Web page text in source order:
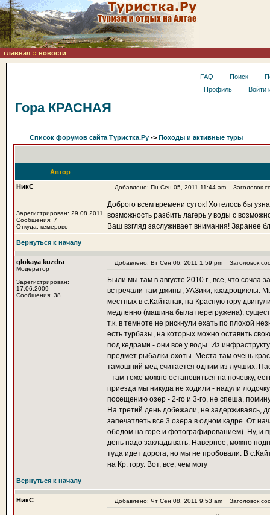
главная :: новости
FAQ Поиск
Профиль
Войти
Гора КРАСНАЯ
Список форумов сайта Туристка.Ру -> Походы и активные туры
Автор
НикС
Зарегистрирован: 29.08.2011
Сообщения: 7
Откуда: кемерово
Добавлено: Пн Сен 05, 2011 11:44 am Заголовок
Доброго всем времени суток! Хотелось бы
возможность разбить лагерь у воды с
Ваш взгляд заслуживает внимания! Заранее
Вернуться к началу
glokaya kuzdra
Модератор
Зарегистрирован:
17.06.2009
Сообщения: 38
Добавлено: Вт Сен 06, 2011 1:59 pm Заголовок
Были мы там в августе 2010 г., все, что
встречали там джипы, УАЗики, квадроциклы.
местных в с.Кайтанак, на Красную гору
медленно (машина была перегружена),
т.к. в темноте не рискнули ехать по плохой
есть турбазы, на которых можно оставить
под кедрами - они все у воды. Из
предмет рыбалки-охоты. Места там очень
тамошний мед считается одним из лучших.
- там тоже можно остановиться на ночевку,
приезда мы никуда не ходили - надули
посещению озер - 2-го и 3-го, не спеша,
На третий день добежали, не задерживаясь,
запечатлеть все 3 озера в одном кадре. От
обедом на горе и фотографированием). Ну, и
день надо закладывать. Наверное, можно
туда идет дорога, но мы не пробовали. В
на Кр. гору. Вот, все, чем могу
Вернуться к началу
НикС Добавлено: Чт Сен 08, 2011 9:53 am Заголовок